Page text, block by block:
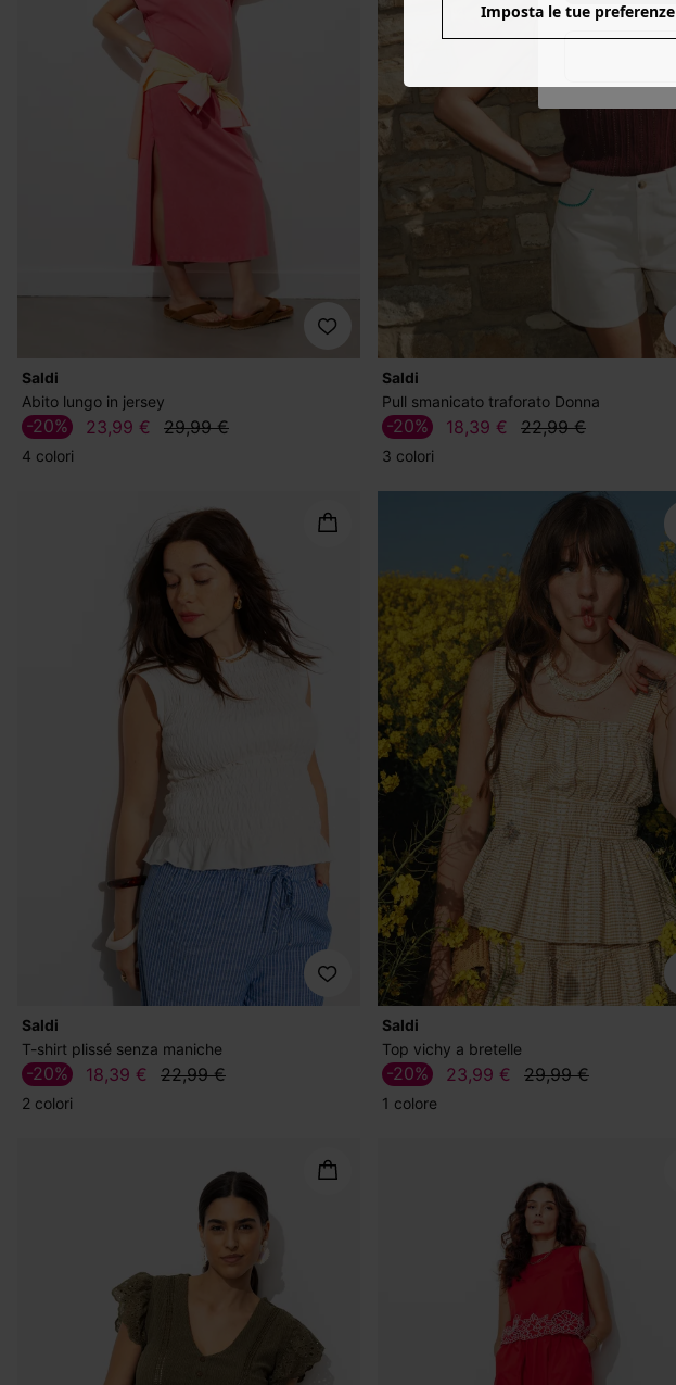
Saldi
Abito lungo in jersey
23,99 € 29,99 €
-20%
4 colori
Saldi
Pull smanicato traforato Donna
18,39 € 22,99 €
-20%
3 colori
Saldi
T-shirt plissé senza maniche
18,39 € 22,99 €
-20%
2 colori
Saldi
Top vichy a bretelle
23,99 € 29,99 €
-20%
1 colore
Imposta le tue preferenze